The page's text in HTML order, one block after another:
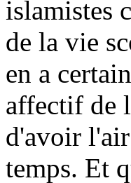
islamistes
de la vie
en a
affectif de
d'avoir l'air
temps. Et